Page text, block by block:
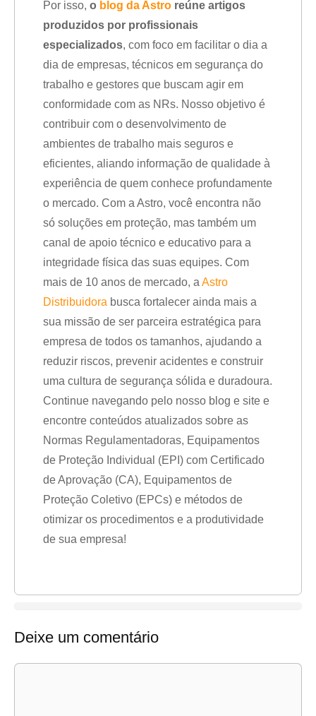
Por isso, o blog da Astro reúne artigos
produzidos por profissionais
especializados, com foco em facilitar o dia a
dia de empresas, técnicos em segurança do
trabalho e gestores que buscam agir em
conformidade com as NRs. Nosso objetivo é
contribuir com o desenvolvimento de
ambientes de trabalho mais seguros e
eficientes, aliando informação de qualidade à
experiência de quem conhece profundamente
o mercado. Com a Astro, você encontra não
só soluções em proteção, mas também um
canal de apoio técnico e educativo para a
integridade física das suas equipes. Com
mais de 10 anos de mercado, a Astro
Distribuidora busca fortalecer ainda mais a
sua missão de ser parceira estratégica para
empresa de todos os tamanhos, ajudando a
reduzir riscos, prevenir acidentes e construir
uma cultura de segurança sólida e duradoura.
Continue navegando pelo nosso blog e site e
encontre conteúdos atualizados sobre as
Normas Regulamentadoras, Equipamentos
de Proteção Individual (EPI) com Certificado
de Aprovação (CA), Equipamentos de
Proteção Coletivo (EPCs) e métodos de
otimizar os procedimentos e a produtividade
de sua empresa!
Deixe um comentário